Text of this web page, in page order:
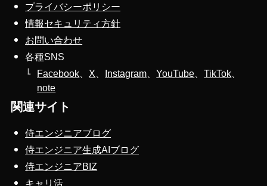
プライバシーポリシー
情報セキュリティ方針
お問い合わせ
各種SNS
Facebook
X Instagram 、YouTube 、TikTok
note
関連サイト
侍エンジニアブログ
侍エンジニア生成AIブログ
侍エンジニアBIZ
キャリ活